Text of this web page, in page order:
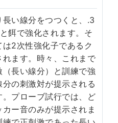
い線分をつつくと、.3
餌で強化されます。そ
2次性強化子であるク
ます。時々、これまで
長い線分）と訓練で強
の刺激対が提示される
プローブ試行では、ど
ー音のみが提示されま